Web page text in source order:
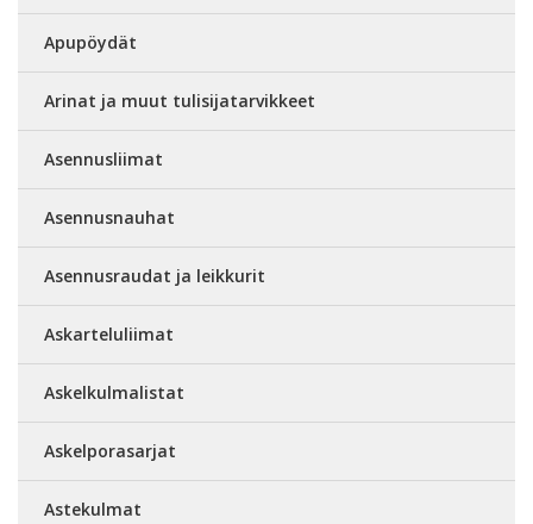
Apupöydät
Arinat ja muut tulisijatarvikkeet
Asennusliimat
Asennusnauhat
Asennusraudat ja leikkurit
Askarteluliimat
Askelkulmalistat
Askelporasarjat
Astekulmat